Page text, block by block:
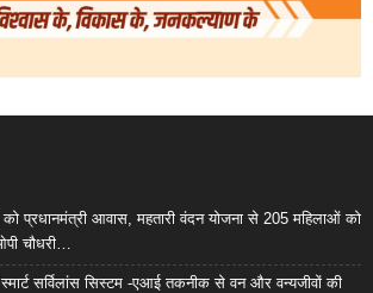
को प्रधानमंत्री आवास, महतारी वंदन योजना से 205 महिलाओं को
चौधरी…
सर्विलांस सिस्टम -एआई तकनीक से वन और वन्यजीवों की